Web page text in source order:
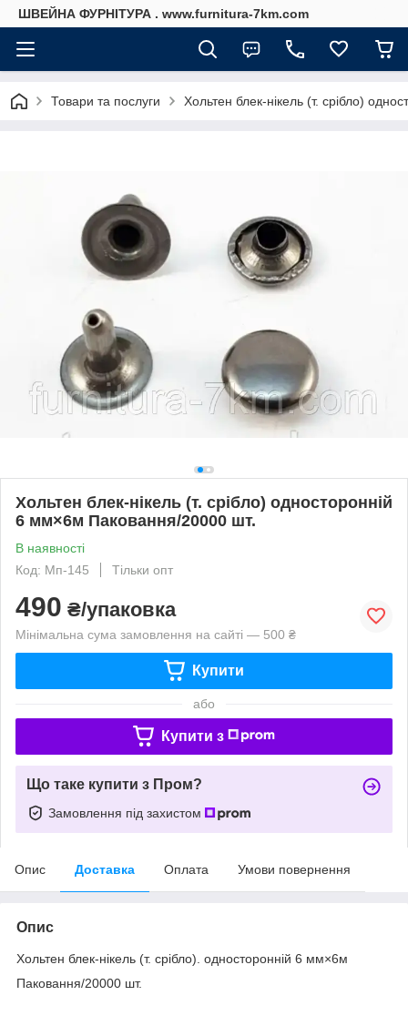
ШВЕЙНА ФУРНІТУРА . www.furnitura-7km.com
Товари та послуги Хольтен блек-нікель (т. срібло)
Хольтен блек-нікель (т. срібло) односторонній
6 мм×6м Паковання/20000 шт.
В наявності
Код: Мп-145
Тільки опт
490 ₴/упаковка
Мінімальна сума замовлення на сайті — 500 ₴
Купити
або
Купити з
Що таке купити з Пром?
Замовлення під захистом
Опис Доставка Оплата Умови повернення
Опис
Хольтен блек-нікель (т. срібло). односторонній 6 мм×6м
Паковання/20000 шт.